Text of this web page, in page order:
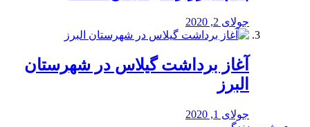
جولای 2, 2020
آغاز برداشت گیلاس در شهرستان
البرز
جولای 1, 2020